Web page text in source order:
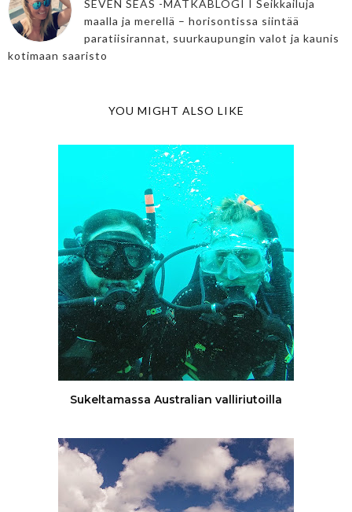
SEVEN SEAS -MATKABLOGI I Seikkailuja
maalla ja merellä – horisontissa siintää
paratiisirannat, suurkaupungin valot ja kaunis
kotimaan saaristo
YOU MIGHT ALSO LIKE
Sukeltamassa Australian valliriutoilla